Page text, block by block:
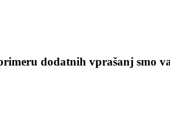
dodatnih vprašanj smo